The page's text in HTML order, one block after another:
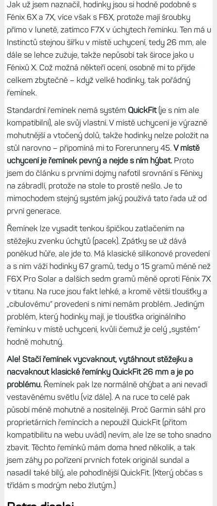
Hodinky se ovládají klasicky pěticí tlačítek, které mají
podlouhlé provedení, nikoliv kulaté jako u Fénixů. Odlišná je
také odezva a zdvih tlačítek. Ty jednak tolik nevyčuhují
jako u Fénixů, jednak mají velmi krátký zdvih a přesný stisk
s celkem tichým cvaknutím. Celkově má z jejich mačkání
daleko lepší pocit než u mých Epixů, které mají jakýsi
„dvojstisk“ a jednak jsou hlučnější.
S řemínky je to trochu složitější
Jak už jsem naznačil, hodinky jsou si hodně podobné s
Fénix 6X a 7X, více však s F6X, protože mají šroubky
přímo v lunetě, zatímco F7X v úchytech řemínku. Ten má u
Instinctů stejnou šířku v místě uchycení, tedy 26 mm, ale
dále se lehce zužuje, takže nepůsobí tak široce jako u
Fénixů X. Což možná někteří ocení, osobně mi to přijde
celkem zbytečné – když velké hodinky, tak pořádný
řemínek.
Standardní řemínek nemá systém
QuickFit
(je s ním ale
kompatibilní), ale svůj vlastní. V místě uchycení je výrazně
mohutnější a vtočený dolů, takže hodinky nelze položit na
stůl narovno – připomíná mi to Forerunnery 45.
V místě
uchycení je řemínek pevný a nejde s ním hýbat. Proto
jsem do článku s prvními dojmy nafotil srovnání s Fénixy
na zábradlí, protože na stole to prostě nešlo. Je to
mimochodem stejný systém jaký používá tato řada už od
první generace.
Řemínek lze vysadit tenkou špičkou zatlačením na
stěžejku zvenku úchytů (pacek). Zpátky se už dává
poněkud hůře, ale jde to. Má klasické silikonové provedení
a s ním váží hodinky 67 gramů, tedy o 15 gramů méně než
F6X Pro Solar a dalších sedm gramů méně oproti Fénix 7X
v titanu. Na ruce jsou fakt lehké, a kromě větší tloušťky a
„cibulovému“ provedení s nimi nemám problém. Jediným
problém, který hodinky mají, je tloušťka originálního
řemínku v místě uchycení, kvůli čemuž je celý „systém“
hodně mohutný.
Ale! Stačí řemínek vycvaknout, vytáhnout stěžejku a